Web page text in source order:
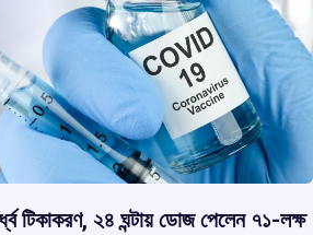
p
p
s
m
টিকাকরণ, ২৪ ঘন্টায় ডোজ পেলেন ৭১-লক্ষ